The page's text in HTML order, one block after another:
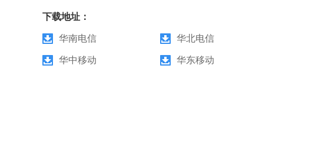
下载地址：
华南电信 华北电信
华中移动 华东移动